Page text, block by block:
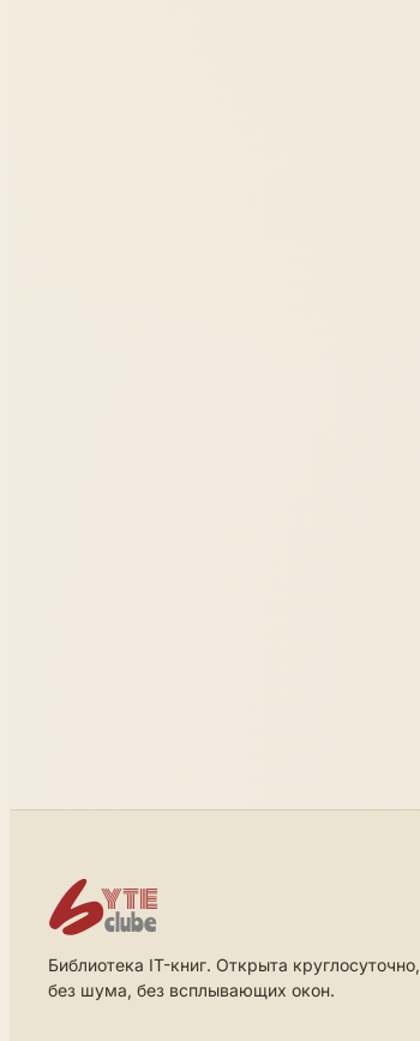
Библиотека IT-книг. Открыта круглосуточно,
без шума, без всплывающих окон.